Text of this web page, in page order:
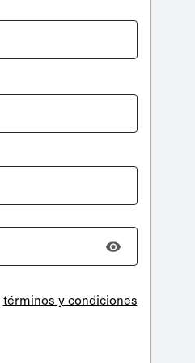
términos y condiciones